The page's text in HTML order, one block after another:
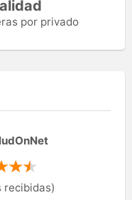
por privado
recibidas)